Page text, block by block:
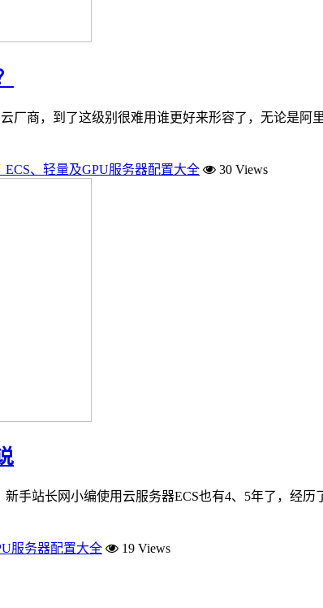
厂商，到了这级别很难用谁更好来形容了，无论是
ECS、轻量及GPU服务器配置大全 30 Views
新手站长网小编使用云服务器ECS也有4、5年了，经
服务器配置大全 19 Views